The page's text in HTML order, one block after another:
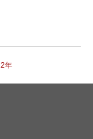
年